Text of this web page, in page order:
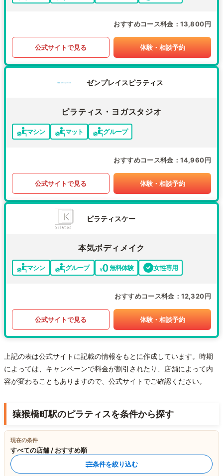
おすすめコース料金 13,800円
公式サイトで見る 体験・相談予約
ゼンプレイスピラティス
ピラティス・ヨガスタジオ
マシン マット グループ
おすすめコース料金 14,960円
公式サイトで見る 体験・相談予約
ピラティスケー
本気ボディメイク
マシン グループ 無料体験 女性専用
おすすめコース料金 12,320円
公式サイトで見る 体験・相談予約
上記の表は公式サイトに記載の情報をもとに作成しています。時期
によっては、キャンペーンで料金が割引されたり、店舗によって内
容が変わることもありますので、公式サイトでご確認ください。
猿猴橋町駅のピラティスを条件から探す
現在の条件
すべての店舗 / おすすめ順
条件を絞り込む